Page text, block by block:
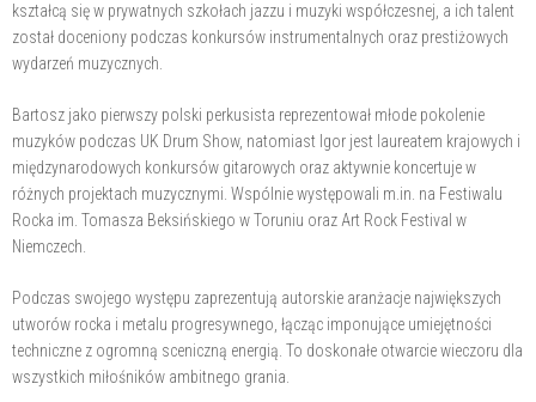
kształcą się w prywatnych szkołach jazzu i muzyki współczesnej, a ich talent
został doceniony podczas konkursów instrumentalnych oraz prestiżowych
wydarzeń muzycznych.
Bartosz jako pierwszy polski perkusista reprezentował młode pokolenie
muzyków podczas UK Drum Show, natomiast Igor jest laureatem krajowych i
międzynarodowych konkursów gitarowych oraz aktywnie koncertuje w
różnych projektach muzycznymi. Wspólnie występowali m.in. na Festiwalu
Rocka im. Tomasza Beksińskiego w Toruniu oraz Art Rock Festival w
Niemczech.
Podczas swojego występu zaprezentują autorskie aranżacje największych
utworów rocka i metalu progresywnego, łącząc imponujące umiejętności
techniczne z ogromną sceniczną energią. To doskonałe otwarcie wieczoru dla
wszystkich miłośników ambitnego grania.